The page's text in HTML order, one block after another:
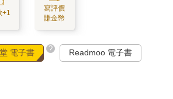
+1
寫評價
賺金幣
電子書 ? Readmoo 電子書